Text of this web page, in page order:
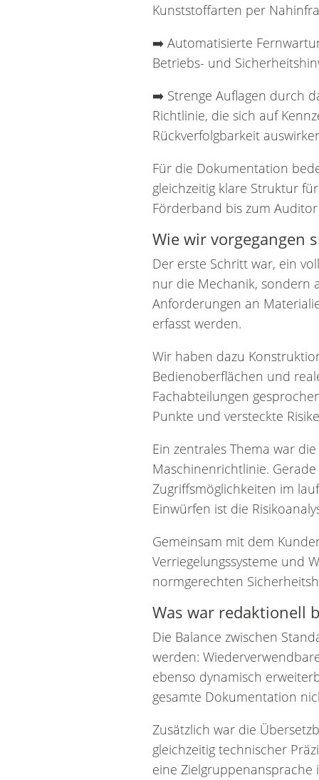
Kunststoffarten per
➡️ Automatisierte
Betriebs- und
➡️ Strenge Auflagen durch
Richtlinie, die sich auf
Rückverfolgbarkeit
Für die Dokumentation
gleichzeitig klare Struktur
Förderband bis zum
Wie wir vorgegangen
Der erste Schritt war, ein
nur die Mechanik, sondern
Anforderungen an
erfasst werden.
Wir haben dazu
Bedienoberflächen und
Fachabteilungen
Punkte und versteckte
Ein zentrales Thema war
Maschinenrichtlinie.
Zugriffsmöglichkeiten im
Einwürfen ist die
Gemeinsam mit dem
Verriegelungssysteme und
normgerechten
Was war redaktionell
Die Balance zwischen
werden:
ebenso dynamisch
gesamte Dokumentation
Zusätzlich war die
gleichzeitig technischer
eine